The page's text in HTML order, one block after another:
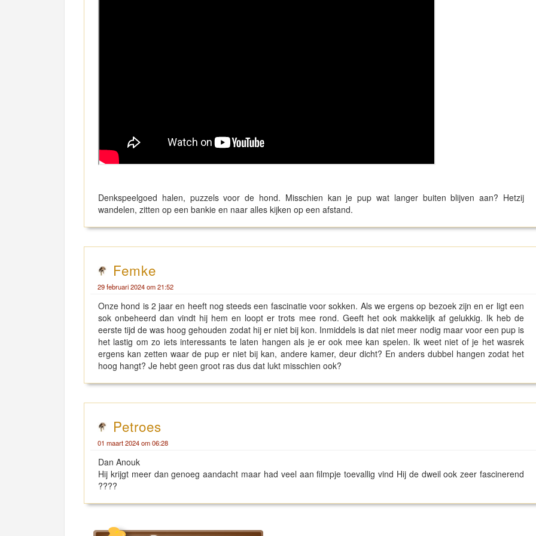
Denkspeelgoed halen, puzzels voor de hond. Misschien kan je pup wat langer buiten blijven aan? Hetzij
wandelen, zitten op een bankie en naar alles kijken op een afstand.
Femke
29 februari 2024 om 21:52
Onze hond is 2 jaar en heeft nog steeds een fascinatie voor sokken. Als we ergens op bezoek zijn en er ligt een
sok onbeheerd dan vindt hij hem en loopt er trots mee rond. Geeft het ook makkelijk af gelukkig. Ik heb de
eerste tijd de was hoog gehouden zodat hij er niet bij kon. Inmiddels is dat niet meer nodig maar voor een pup is
het lastig om zo iets interessants te laten hangen als je er ook mee kan spelen. Ik weet niet of je het wasrek
ergens kan zetten waar de pup er niet bij kan, andere kamer, deur dicht? En anders dubbel hangen zodat het
hoog hangt? Je hebt geen groot ras dus dat lukt misschien ook?
Petroes
01 maart 2024 om 06:28
Dan Anouk
Hij krijgt meer dan genoeg aandacht maar had veel aan filmpje toevallig vind Hij de dweil ook zeer fascinerend
????